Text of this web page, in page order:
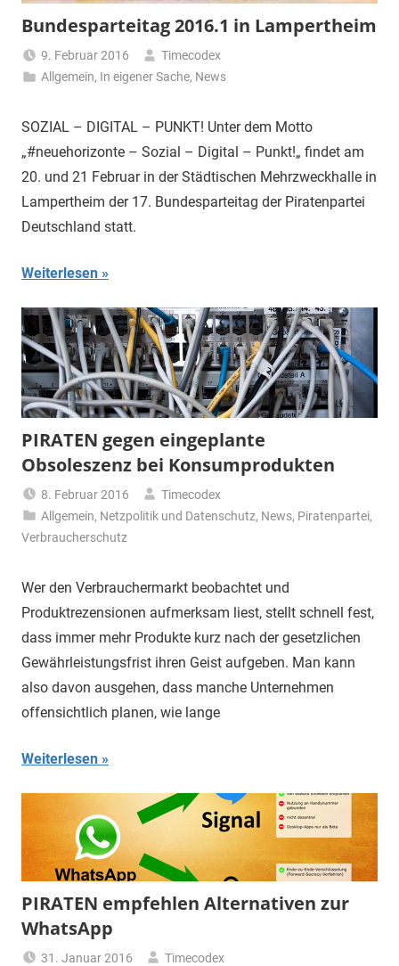
Bundesparteitag 2016.1 in Lampertheim
9. Februar 2016
Timecodex
Allgemein, In eigener Sache, News
SOZIAL – DIGITAL – PUNKT! Unter dem Motto
„#neuehorizonte – Sozial – Digital – Punkt!„ findet am
20. und 21 Februar in der Städtischen Mehrzweckhalle in
Lampertheim der 17. Bundesparteitag der Piratenpartei
Deutschland statt.
Weiterlesen
PIRATEN gegen eingeplante
Obsoleszenz bei Konsumprodukten
8. Februar 2016
Timecodex
Allgemein, Netzpolitik und Datenschutz, News, Piratenpartei,
Verbraucherschutz
Wer den Verbrauchermarkt beobachtet und
Produktrezensionen aufmerksam liest, stellt schnell fest,
dass immer mehr Produkte kurz nach der gesetzlichen
Gewährleistungsfrist ihren Geist aufgeben. Man kann
also davon ausgehen, dass manche Unternehmen
offensichtlich planen, wie lange
Weiterlesen
PIRATEN empfehlen Alternativen zur
WhatsApp
31. Januar 2016
Timecodex